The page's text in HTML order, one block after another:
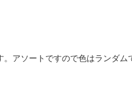
アソートですので色はランダム